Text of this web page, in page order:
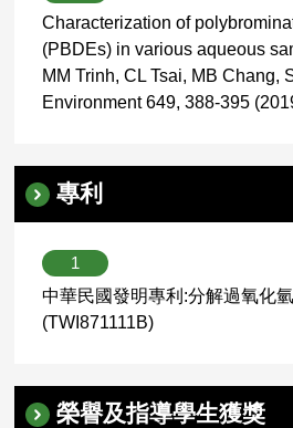
Characterization of
(PBDEs) in various aqueous
MM Trinh, CL Tsai, MB Chang,
Environment 649, 388-395
專利
1
中華民國發明專利:分解過氧化
(TWI871111B)
榮譽及指導學生獲獎